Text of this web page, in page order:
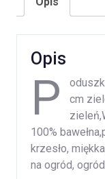
Opis
P
cm
100%
krzesło,
na ogród, ogród